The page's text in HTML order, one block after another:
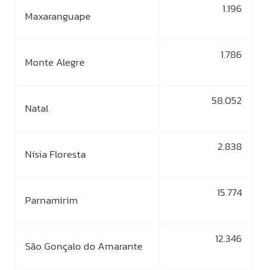
Maxaranguape 1.196
Monte Alegre 1.786
Natal 58.052
Nísia Floresta 2.838
Parnamirim 15.774
São Gonçalo do Amarante 12.346